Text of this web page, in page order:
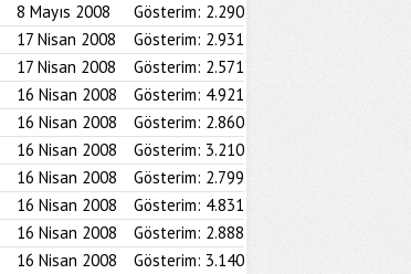
8 Mayıs 2008 Gösterim: 2.290
17 Nisan 2008 Gösterim: 2.931
17 Nisan 2008 Gösterim: 2.571
16 Nisan 2008 Gösterim: 4.921
16 Nisan 2008 Gösterim: 2.860
16 Nisan 2008 Gösterim: 3.210
16 Nisan 2008 Gösterim: 2.799
16 Nisan 2008 Gösterim: 4.831
16 Nisan 2008 Gösterim: 2.888
16 Nisan 2008 Gösterim: 3.140